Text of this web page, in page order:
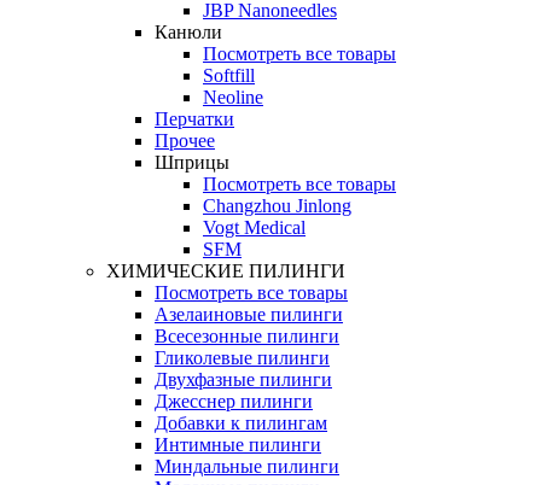
JBP Nanoneedles
Канюли
Посмотреть все товары
Softfill
Neoline
Перчатки
Прочее
Шприцы
Посмотреть все товары
Changzhou Jinlong
Vogt Medical
SFM
ХИМИЧЕСКИЕ ПИЛИНГИ
Посмотреть все товары
Азелаиновые пилинги
Всесезонные пилинги
Гликолевые пилинги
Двухфазные пилинги
Джесснер пилинги
Добавки к пилингам
Интимные пилинги
Миндальные пилинги